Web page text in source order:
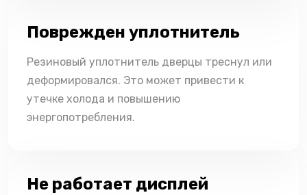
Поврежден уплотнитель
Резиновый уплотнитель дверцы треснул или
деформировался. Это может привести к
утечке холода и повышению
энергопотребления.
Не работает дисплей